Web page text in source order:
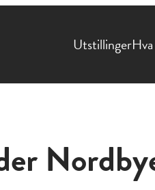
Utstillinger